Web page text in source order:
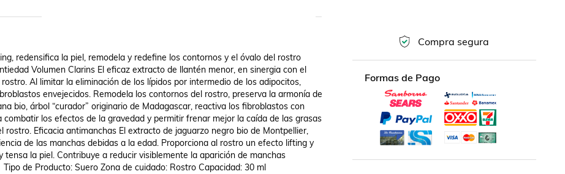
redensifica la piel, remodela y redefine los contornos y el óvalo del rostro
Volumen Clarins El eficaz extracto de llantén menor, en sinergia con el
Al limitar la eliminación de los lípidos por intermedio de los adipocitos,
envejecidos. Remodela los contornos del rostro, preserva la armonía de
bio, árbol “curador” originario de Madagascar, reactiva los fibroblastos con
los efectos de la gravedad y permitir frenar mejor la caída de las grasas
Eficacia antimanchas El extracto de jaguarzo negro bio de Montpellier,
de las manchas debidas a la edad. Proporciona al rostro un efecto lifting y
la piel. Contribuye a reducir visiblemente la aparición de manchas
de Producto: Suero Zona de cuidado: Rostro Capacidad: 30 ml
Compra segura
Formas de Pago